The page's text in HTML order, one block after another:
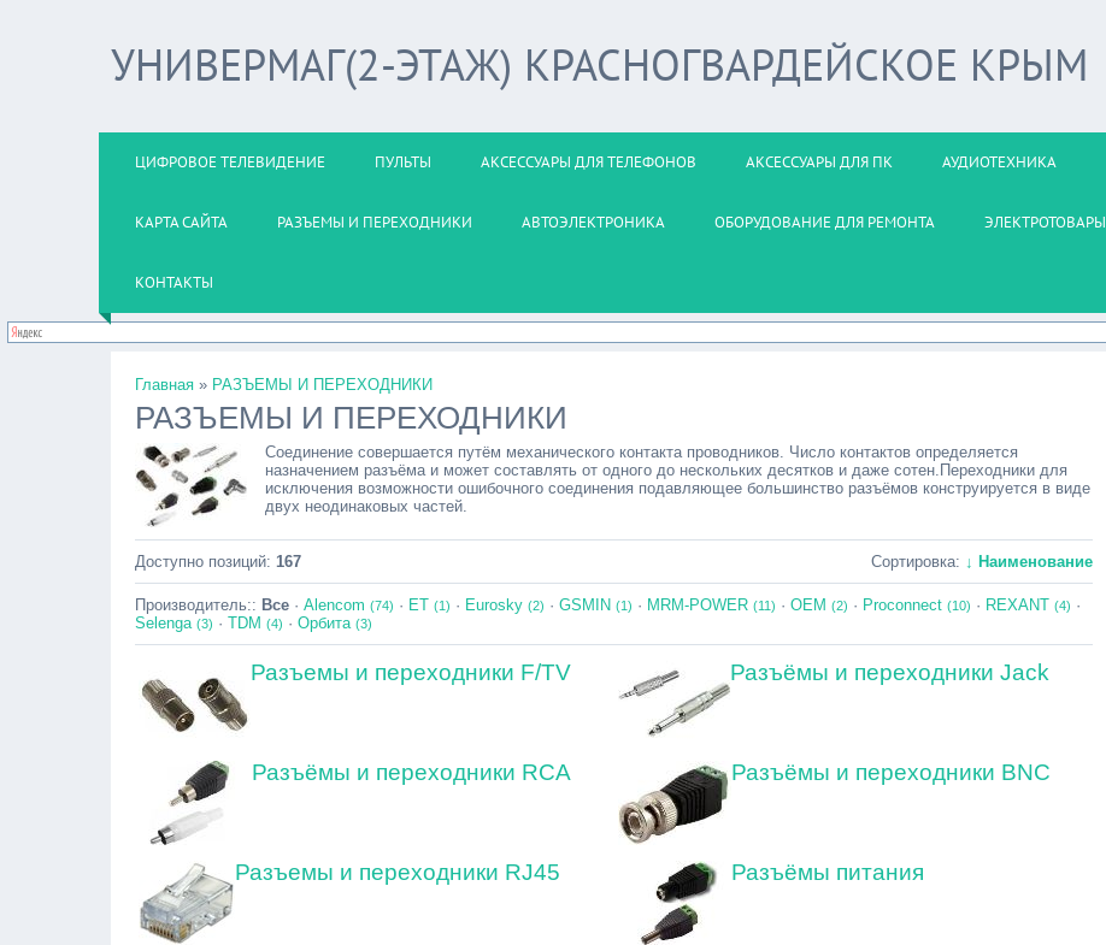
УНИВЕРМАГ(2-ЭТАЖ) КРАСНОГВАРДЕЙСКОЕ КРЫМ
ЦИФРОВОЕ ТЕЛЕВИДЕНИЕ ПУЛЬТЫ АКСЕССУАРЫ ДЛЯ ТЕЛЕФОНОВ АКСЕССУАРЫ ДЛЯ ПК АУДИОТЕХНИКА
КАРТА САЙТА РАЗЪЕМЫ И ПЕРЕХОДНИКИ АВТОЭЛЕКТРОНИКА ОБОРУДОВАНИЕ ДЛЯ РЕМОНТА ЭЛЕКТРОТОВАРЫ
КОНТАКТЫ
Главная » РАЗЪЕМЫ И ПЕРЕХОДНИКИ
РАЗЪЕМЫ И ПЕРЕХОДНИКИ
Соединение совершается путём механического контакта проводников. Число контактов определяется
назначением разъёма и может составлять от одного до нескольких десятков и даже сотен.Переходники для
исключения возможности ошибочного соединения подавляющее большинство разъёмов конструируется в виде
двух неодинаковых частей.
Доступно позиций: 167 Сортировка: ↓ Наименование
Производитель:: Все · Alencom (74) · ET (1) · Eurosky (2) · GSMIN (1) · MRM-POWER (11) · OEM (2) · Proconnect (10) · REXANT (4) ·
Selenga (3) · TDM (4) · Орбита (3)
Разъемы и переходники F/TV Разъёмы и переходники Jack
Разъёмы и переходники RCA Разъёмы и переходники BNС
Разъемы и переходники RJ45 Разъёмы питания